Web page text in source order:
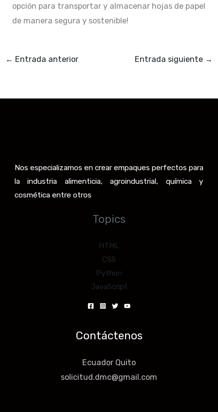
opción para transportar y almacenar hojas de papel
de manera segura y sostenible!
← Entrada anterior Entrada siguiente →
Nos especializamos en crear empaques perfectos para
la industria alimenticia, agroindustrial, química y
cosmética entre otros
Topics
HTML
CSS
Python
JavaScript
Contáctenos
Ecuador Quito
solicitud.dmc@gmail.com